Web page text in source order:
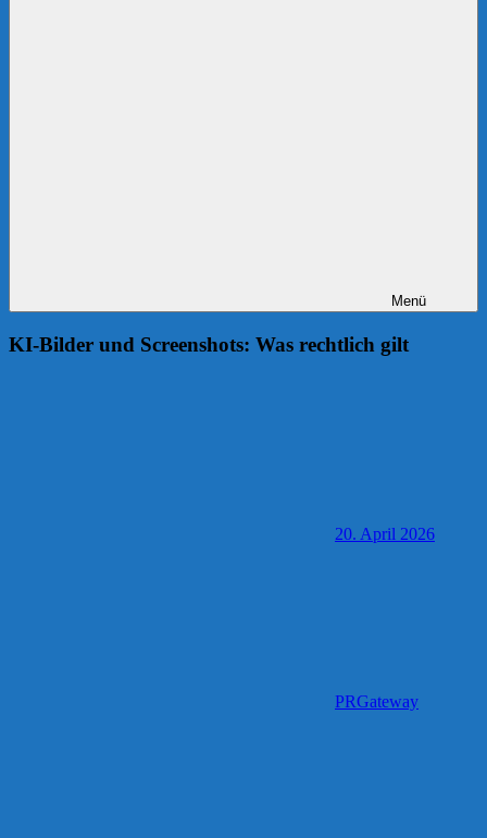
Menü
KI-Bilder und Screenshots: Was rechtlich gilt
20. April 2026
PRGateway